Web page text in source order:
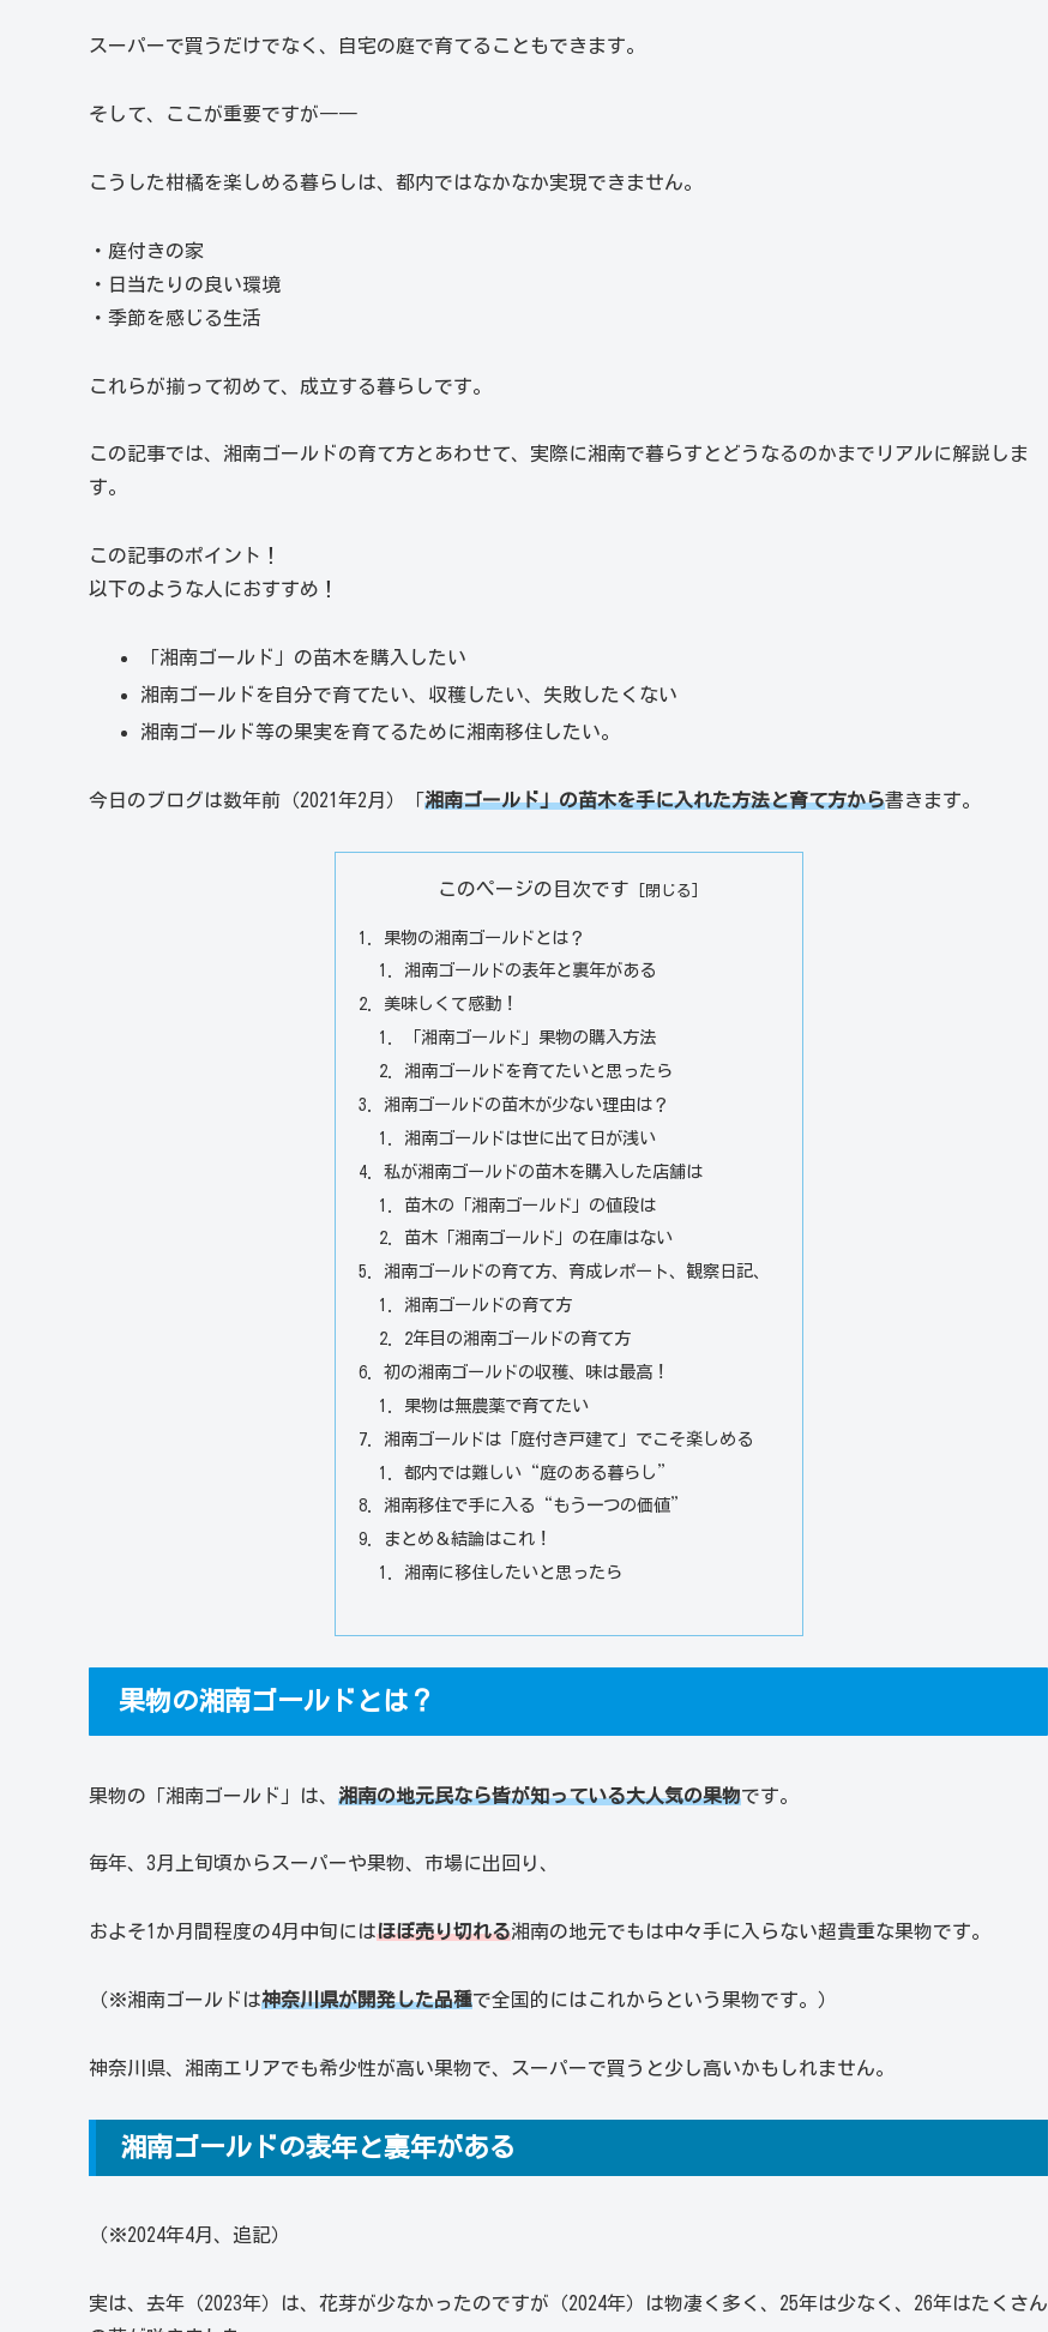
スーパーで買うだけでなく、自宅の庭で育てることもできます。
そして、ここが重要ですが――
こうした柑橘を楽しめる暮らしは、都内ではなかなか実現できません。
・庭付きの家
・日当たりの良い環境
・季節を感じる生活
これらが揃って初めて、成立する暮らしです。
この記事では、湘南ゴールドの育て方とあわせて、実際に湘南で暮らすとどうなるのかまでリアルに解説しま
す。
この記事のポイント！
以下のような人におすすめ！
「湘南ゴールド」の苗木を購入したい
湘南ゴールドを自分で育てたい、収穫したい、失敗したくない
湘南ゴールド等の果実を育てるために湘南移住したい。
今日のブログは数年前（2021年2月）「湘南ゴールド」の苗木を手に入れた方法と育て方から書きます。
このページの目次です
果物の湘南ゴールドとは？
湘南ゴールドの表年と裏年がある
美味しくて感動！
「湘南ゴールド」果物の購入方法
湘南ゴールドを育てたいと思ったら
湘南ゴールドの苗木が少ない理由は？
湘南ゴールドは世に出て日が浅い
私が湘南ゴールドの苗木を購入した店舗は
苗木の「湘南ゴールド」の値段は
苗木「湘南ゴールド」の在庫はない
湘南ゴールドの育て方、育成レポート、観察日記、
湘南ゴールドの育て方
2年目の湘南ゴールドの育て方
初の湘南ゴールドの収穫、味は最高！
果物は無農薬で育てたい
湘南ゴールドは「庭付き戸建て」でこそ楽しめる
都内では難しい“庭のある暮らし”
湘南移住で手に入る“もう一つの価値”
まとめ＆結論はこれ！
湘南に移住したいと思ったら
果物の湘南ゴールドとは？
果物の「湘南ゴールド」は、 湘南の地元民なら皆が知っている大人気の果物です。
毎年、3月上旬頃からスーパーや果物、市場に出回り、
およそ1か月間程度の4月中旬にはほぼ売り切れる湘南の地元でもは中々手に入らない超貴重な果物です。
（※湘南ゴールドは神奈川県が開発した品種で全国的にはこれからという果物です。）
神奈川県、湘南エリアでも希少性が高い果物で、スーパーで買うと少し高いかもしれません。
湘南ゴールドの表年と裏年がある
（※2024年4月、追記）
実は、去年（2023年）は、花芽が少なかったのですが（2024年）は物凄く多く、25年は少なく、26年はたくさん